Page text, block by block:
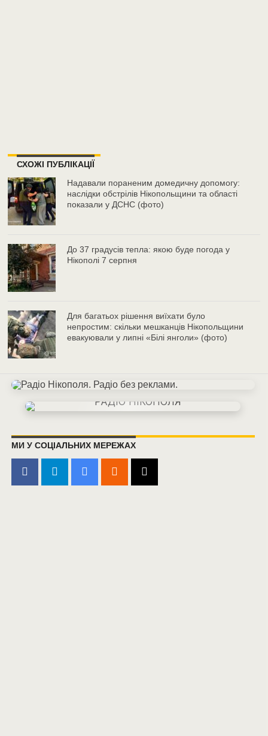
СХОЖІ ПУБЛІКАЦІЇ
Надавали пораненим домедичну допомогу:
наслідки обстрілів Нікопольщини та області
показали у ДСНС (фото)
До 37 градусів тепла: якою буде погода у
Нікополі 7 серпня
Для багатьох рішення виїхати було
непростим: скільки мешканців Нікопольщини
евакуювали у липні «Білі янголи» (фото)
МИ У СОЦІАЛЬНИХ МЕРЕЖАХ